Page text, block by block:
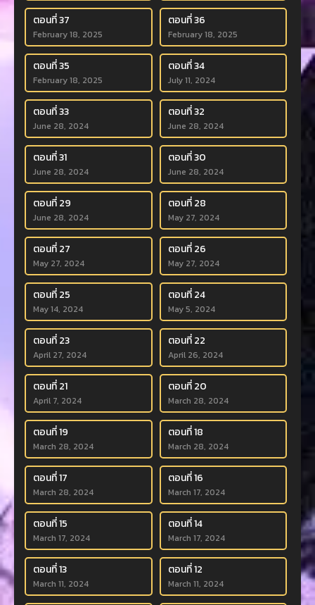
ตอนที่ 37
February 18, 2025
ตอนที่ 36
February 18, 2025
ตอนที่ 35
February 18, 2025
ตอนที่ 34
July 11, 2024
ตอนที่ 33
June 28, 2024
ตอนที่ 32
June 28, 2024
ตอนที่ 31
June 28, 2024
ตอนที่ 30
June 28, 2024
ตอนที่ 29
June 28, 2024
ตอนที่ 28
May 27, 2024
ตอนที่ 27
May 27, 2024
ตอนที่ 26
May 27, 2024
ตอนที่ 25
May 14, 2024
ตอนที่ 24
May 5, 2024
ตอนที่ 23
April 27, 2024
ตอนที่ 22
April 26, 2024
ตอนที่ 21
April 7, 2024
ตอนที่ 20
March 28, 2024
ตอนที่ 19
March 28, 2024
ตอนที่ 18
March 28, 2024
ตอนที่ 17
March 28, 2024
ตอนที่ 16
March 17, 2024
ตอนที่ 15
March 17, 2024
ตอนที่ 14
March 17, 2024
ตอนที่ 13
March 11, 2024
ตอนที่ 12
March 11, 2024